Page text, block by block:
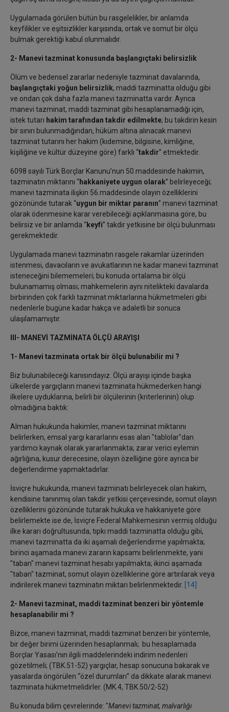
Uygulamada görülen bütün bu rasgelelikler, bir anlamda
keyfilikler ve eşitsizlikler karşısında, ortak ve somut bir ölçü
bulmak gerektiği kabul olunmalıdır.
2- Manevi tazminat konusunda başlangıçtaki belirsizlik
Ölüm ve bedensel zararlar nedeniyle tazminat davalarında,
başlangıçtaki yoğun belirsizlik, maddi tazminatta olduğu gibi
ve ondan çok daha fazla manevi tazminatta vardır. Ayrıca
manevi tazminat, maddi tazminat gibi hesaplanamadığı için,
istek tutarı hakim tarafından takdir edilmekte; bu takdirin kesin
bir sınırı bulunmadığından, hüküm altına alınacak manevi
tazminat tutarını her hakim (kıdemine, bilgisine, kimliğine,
kişiliğine ve kültür düzeyine göre) farklı “takdir” etmektedir.
6098 sayılı Türk Borçlar Kanunu’nun 50.maddesinde hakimin,
tazminatın miktarını “hakkaniyete uygun olarak” belirleyeceği;
manevi tazminata ilişkin 56.maddesinde olayın özelliklerini
gözönünde tutarak “uygun bir miktar paranın” manevi tazminat
olarak ödenmesine karar verebileceği açıklanmasına göre, bu
belirsiz ve bir anlamda “keyfi” takdir yetkisine bir ölçü bulunması
gerekmektedir.
Uygulamada manevi tazminatın rasgele rakamlar üzerinden
istenmesi, davacıların ve avukatlarının ne kadar manevi tazminat
isteneceğini bilememeleri; bu konuda ortalama bir ölçü
bulunamamış olması; mahkemelerin aynı nitelikteki davalarda
birbirinden çok farklı tazminat miktarlarına hükmetmeleri gibi
nedenlerle bugüne kadar hakça ve adaletli bir sonuca
ulaşılamamıştır.
III- MANEVİ TAZMİNATA ÖLÇÜ ARAYIŞI
1- Manevi tazminata ortak bir ölçü bulunabilir mi ?
Biz bulunabileceği kanısındayız. Ölçü arayışı içinde başka
ülkelerde yargıçların manevi tazminata hükmederken hangi
ilkelere uyduklarına, belirli bir ölçülerinin (kriterlerinin) olup
olmadığına baktık:
Alman hukukunda hakimler, manevi tazminat miktarını
belirlerken, emsal yargı kararlarını esas alan "tablolar"dan
yardımcı kaynak olarak yararlanmakta; zarar verici eylemin
ağırlığına, kusur derecesine, olayın özelliğine göre ayrıca bir
değerlendirme yapmaktadırlar.
İsviçre hukukunda, manevi tazminatı belirleyecek olan hakim,
kendisine tanınmış olan takdir yetkisi çerçevesinde, somut olayın
özelliklerini gözönünde tutarak hukuka ve hakkaniyete göre
belirlemekte ise de, İsviçre Federal Mahkemesinin vermiş olduğu
ilke kararı doğrultusunda, tıpkı maddi tazminatta olduğu gibi,
manevi tazminatta da iki aşamalı değerlendirme yapılmakta;
birinci aşamada manevi zararın kapsamı belirlenmekte, yani
"taban" manevi tazminat hesabı yapılmakta; ikinci aşamada
"taban" tazminat, somut olayın özelliklerine göre artırılarak veya
indirilerek manevi tazminatın miktarı belirlenmektedir. [14]
2- Manevi tazminat, maddi tazminat benzeri bir yöntemle
hesaplanabilir mi ?
Bizce, manevi tazminat, maddi tazminat benzeri bir yöntemle,
bir değer birimi üzerinden hesaplanmalı; bu hesaplamada
Borçlar Yasası’nın ilgili maddelerindeki indirim nedenleri
gözetilmeli; (TBK.51-52) yargıçlar, hesap sonucuna bakarak ve
yasalarda öngörülen “özel durumları” da dikkate alarak manevi
tazminata hükmetmelidirler. (MK.4, TBK.50/2-52)
Bu konuda bilim çevrelerinde: "Manevi tazminat, malvarlığı